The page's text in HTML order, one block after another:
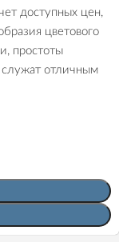
доступных цен,
цветового
простоты
служат отличным